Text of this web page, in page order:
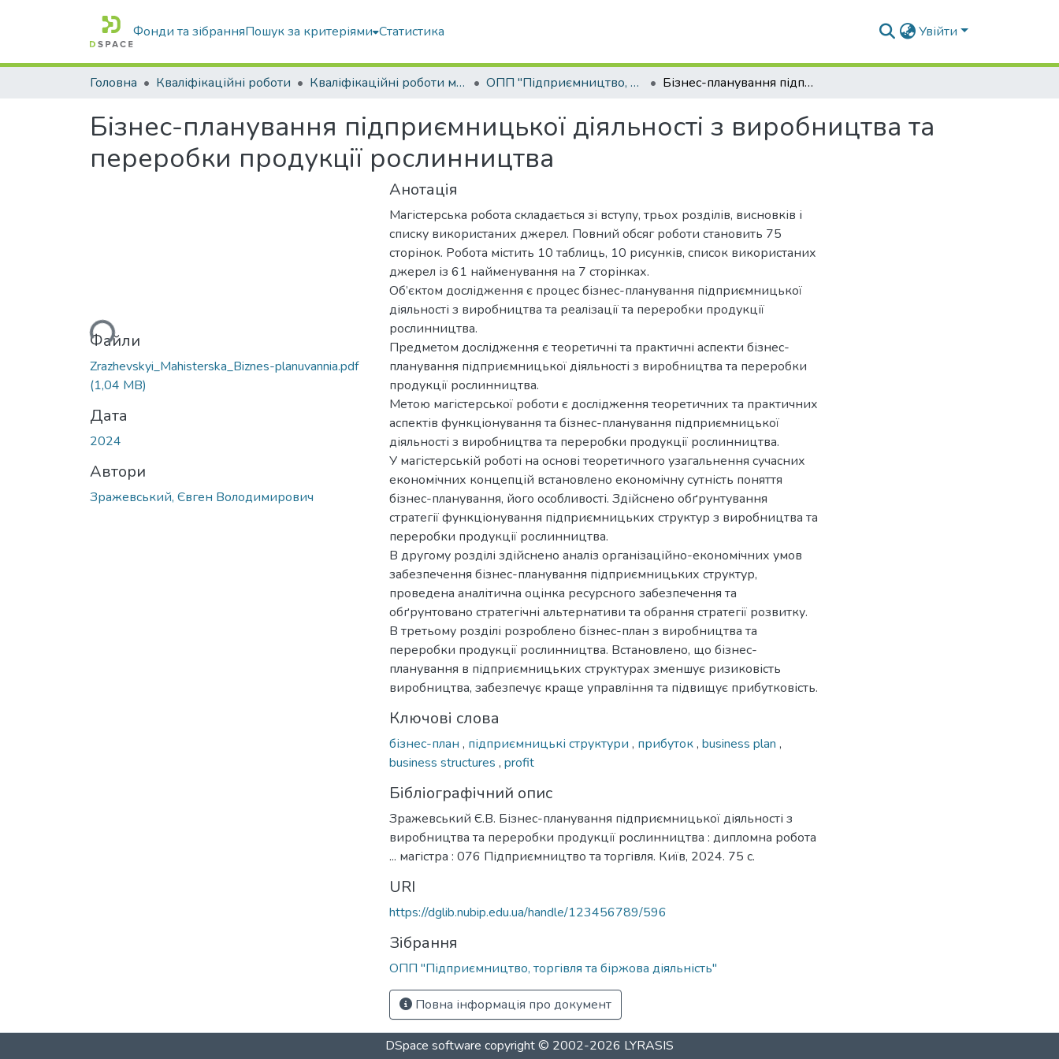
Фонди та зібранняПошук за критеріями Статистика Увійти
Головна Кваліфікаційні роботи Кваліфікаційні роботи магістрів ОПП "Підприємництво, торгівля та біржова діяльність" Бізнес-планування підприємницької діяльності з виробництва та переробки продукції рослинництва
Бізнес-планування підприємницької діяльності з виробництва та
переробки продукції рослинництва
Вантажиться...
Файли
Zrazhevskyi_Mahisterska_Biznes-planuvannia.pdf
(1,04 MB)
Дата
2024
Автори
Зражевський, Євген Володимирович
Анотація
Магістерська робота складається зі вступу, трьох розділів, висновків і
списку використаних джерел. Повний обсяг роботи становить 75
сторінок. Робота містить 10 таблиць, 10 рисунків, список використаних
джерел із 61 найменування на 7 сторінках.
Об’єктом дослідження є процес бізнес-планування підприємницької
діяльності з виробництва та реалізації та переробки продукції
рослинництва.
Предметом дослідження є теоретичні та практичні аспекти бізнес-
планування підприємницької діяльності з виробництва та переробки
продукції рослинництва.
Метою магістерської роботи є дослідження теоретичних та практичних
аспектів функціонування та бізнес-планування підприємницької
діяльності з виробництва та переробки продукції рослинництва.
У магістерській роботі на основі теоретичного узагальнення сучасних
економічних концепцій встановлено економічну сутність поняття
бізнес-планування, його особливості. Здійснено обґрунтування
стратегії функціонування підприємницьких структур з виробництва та
переробки продукції рослинництва.
В другому розділі здійснено аналіз організаційно-економічних умов
забезпечення бізнес-планування підприємницьких структур,
проведена аналітична оцінка ресурсного забезпечення та
обґрунтовано стратегічні альтернативи та обрання стратегії розвитку.
В третьому розділі розроблено бізнес-план з виробництва та
переробки продукції рослинництва. Встановлено, що бізнес-
планування в підприємницьких структурах зменшує ризиковість
виробництва, забезпечує краще управління та підвищує прибутковість.
Ключові слова
бізнес-план , підприємницькі структури , прибуток, business plan ,
business structures , profit
Бібліографічний опис
Зражевський Є.В. Бізнес-планування підприємницької діяльності з
виробництва та переробки продукції рослинництва : дипломна робота
... магістра : 076 Підприємництво та торгівля. Київ, 2024. 75 с.
URI
https://dglib.nubip.edu.ua/handle/123456789/596
Зібрання
ОПП "Підприємництво, торгівля та біржова діяльність"
Повна інформація про документ
DSpace software copyright © 2002-2026 LYRASIS